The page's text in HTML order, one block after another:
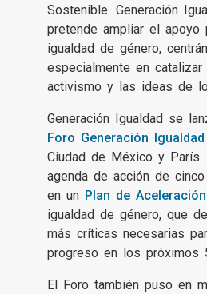
Sostenible. Generación
pretende ampliar el apoyo
igualdad de género,
especialmente en catalizar
activismo y las ideas de
Generación Igualdad se
Foro Generación Igualdad
Ciudad de México y París.
agenda de acción de
en un Plan de Aceleración
igualdad de género, que
más críticas necesarias
progreso en los próximos
El Foro también puso en